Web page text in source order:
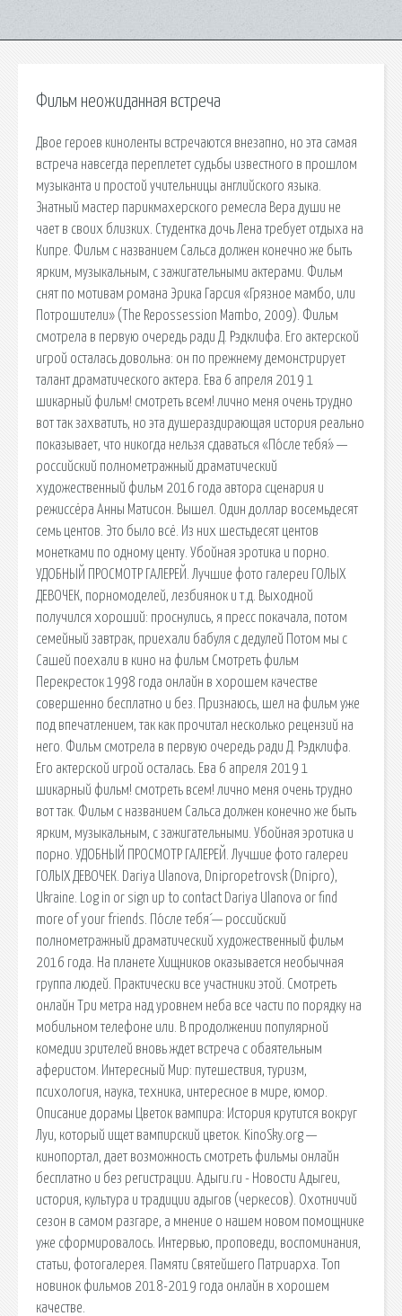
Фильм неожиданная встреча
Двое героев киноленты встречаются внезапно, но эта самая
встреча навсегда переплетет судьбы известного в прошлом
музыканта и простой учительницы английского языка.
Знатный мастер парикмахерского ремесла Вера души не
чает в своих близких. Студентка дочь Лена требует отдыха на
Кипре. Фильм с названием Сальса должен конечно же быть
ярким, музыкальным, с зажигательными актерами. Фильм
снят по мотивам романа Эрика Гарсия «Грязное мамбо, или
Потрошители» (The Repossession Mambo, 2009). Фильм
смотрела в первую очередь ради Д. Рэдклифа. Его актерской
игрой осталась довольна: он по прежнему демонстрирует
талант драматического актера. Ева 6 апреля 2019 1
шикарный фильм! смотреть всем! лично меня очень трудно
вот так захватить, но эта душераздирающая история реально
показывает, что никогда нельзя сдаваться «По́сле тебя́» —
российский полнометражный драматический
художественный фильм 2016 года автора сценария и
режиссёра Анны Матисон. Вышел. Один доллар восемьдесят
семь центов. Это было всё. Из них шестьдесят центов
монетками по одному центу. Убойная эротика и порно.
УДОБНЫЙ ПРОСМОТР ГАЛЕРЕЙ. Лучшие фото галереи ГОЛЫХ
ДЕВОЧЕК, порномоделей, лезбиянок и т.д. Выходной
получился хороший: проснулись, я пресс покачала, потом
семейный завтрак, приехали бабуля с дедулей Потом мы с
Сашей поехали в кино на фильм Смотреть фильм
Перекресток 1998 года онлайн в хорошем качестве
совершенно бесплатно и без. Признаюсь, шел на фильм уже
под впечатлением, так как прочитал несколько рецензий на
него. Фильм смотрела в первую очередь ради Д. Рэдклифа.
Его актерской игрой осталась. Ева 6 апреля 2019 1
шикарный фильм! смотреть всем! лично меня очень трудно
вот так. Фильм с названием Сальса должен конечно же быть
ярким, музыкальным, с зажигательными. Убойная эротика и
порно. УДОБНЫЙ ПРОСМОТР ГАЛЕРЕЙ. Лучшие фото галереи
ГОЛЫХ ДЕВОЧЕК. Dariya Ulanova, Dnipropetrovsk (Dnipro),
Ukraine. Log in or sign up to contact Dariya Ulanova or find
more of your friends. По́сле тебя́ — российский
полнометражный драматический художественный фильм
2016 года. На планете Хищников оказывается необычная
группа людей. Практически все участники этой. Смотреть
онлайн Три метра над уровнем неба все части по порядку на
мобильном телефоне или. В продолжении популярной
комедии зрителей вновь ждет встреча с обаятельным
аферистом. Интересный Мир: путешествия, туризм,
психология, наука, техника, интересное в мире, юмор.
Описание дорамы Цветок вампира: История крутится вокруг
Луи, который ищет вампирский цветок. KinoSky.org —
кинопортал, дает возможность смотреть фильмы онлайн
бесплатно и без регистрации. Адыги.ru - Новости Адыгеи,
история, культура и традиции адыгов (черкесов). Охотничий
сезон в самом разгаре, а мнение о нашем новом помощнике
уже сформировалось. Интервью, проповеди, воспоминания,
статьи, фотогалерея. Памяти Святейшего Патриарха. Топ
новинок фильмов 2018-2019 года онлайн в хорошем
качестве.